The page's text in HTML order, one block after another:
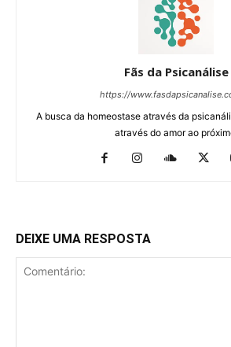
Fãs da Psicanálise
https://
A busca da homeostase através da
através do amor ao
DEIXE UMA RESPOSTA